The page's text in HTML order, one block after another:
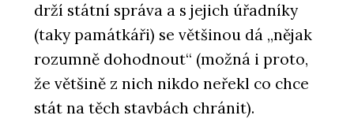
drží státní správa a s jejich úřadníky
(taky památkáři) se většinou dá „nějak
rozumně dohodnout“ (možná i proto,
že většině z nich nikdo neřekl co chce
stát na těch stavbách chránit).